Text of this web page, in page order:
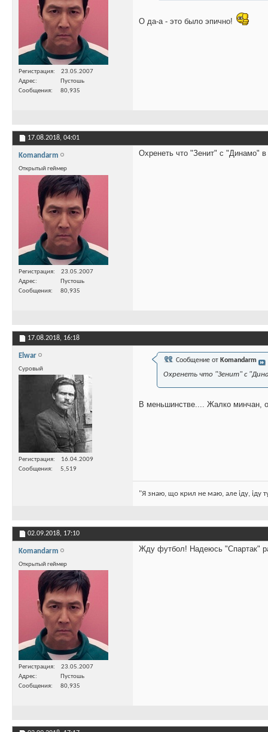
Регистрация
23.05.2007
Адрес
Пустошь
Сообщения
80,935
О да-а - это было эпично!
17.08.2018, 04:01
Komandarm
Открытый геймер
Регистрация
23.05.2007
Адрес
Пустошь
Сообщения
80,935
Охренеть что "Зенит" с "Динамо"
17.08.2018, 16:18
Elwar
Суровый
Регистрация
16.04.2009
Сообщения
5,519
Сообщение от Komandarm
Охренеть что "Зенит" с
В меньшинстве.... Жалко минчан,
"Я знаю, що крил не маю, але іду, іду
02.09.2018, 17:10
Komandarm
Открытый геймер
Регистрация
23.05.2007
Адрес
Пустошь
Сообщения
80,935
Жду футбол! Надеюсь "Спартак"